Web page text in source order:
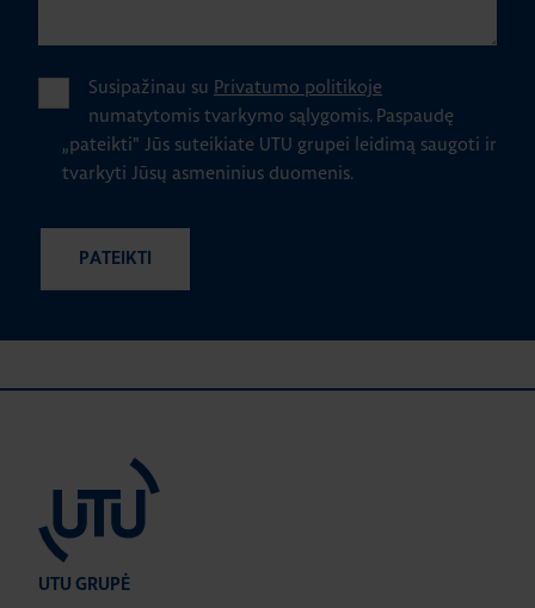
Susipažinau su Privatumo politikoje
numatytomis tvarkymo sąlygomis. Paspaudę
„pateikti" Jūs suteikiate UTU grupei leidimą saugoti ir
tvarkyti Jūsų asmeninius duomenis.
UTU GRUPĖ